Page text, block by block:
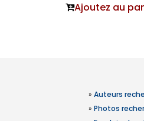
Ajoutez au
» Auteurs
» Photos